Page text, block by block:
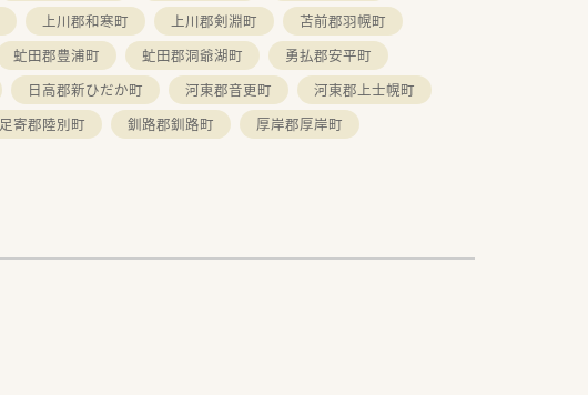
上川郡和寒町 上川郡剣淵町
苫前郡羽幌町
虻田郡豊浦町 虻田郡洞爺湖町
勇払郡安平町
日高郡新ひだか町 河東郡音更町
河東郡上士幌町
足寄郡陸別町 釧路郡釧路町
厚岸郡厚岸町